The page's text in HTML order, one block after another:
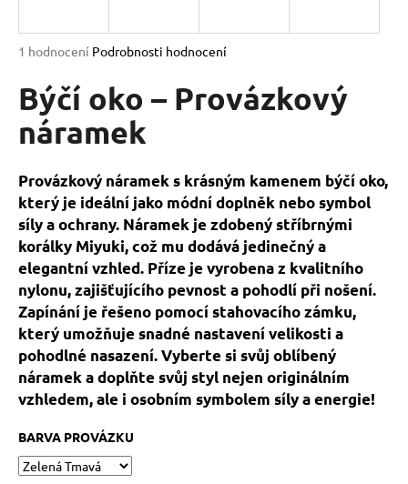
Průměrné
produktu
je
hvězdiček.
1 hodnocení Podrobnosti hodnocení
Býčí oko – Provázkový
náramek
Provázkový náramek s krásným kamenem býčí oko,
který je ideální jako módní doplněk nebo symbol
síly a ochrany. Náramek je zdobený stříbrnými
korálky Miyuki, což mu dodává jedinečný a
elegantní vzhled. Příze je vyrobena z kvalitního
nylonu, zajišťujícího pevnost a pohodlí při nošení.
Zapínání je řešeno pomocí stahovacího zámku,
který umožňuje snadné nastavení velikosti a
pohodlné nasazení. Vyberte si svůj oblíbený
náramek a doplňte svůj styl nejen originálním
vzhledem, ale i osobním symbolem síly a energie!
BARVA PROVÁZKU
j
t
?
HLEDAT
D
o
p
o
r
u
č
u
j
e